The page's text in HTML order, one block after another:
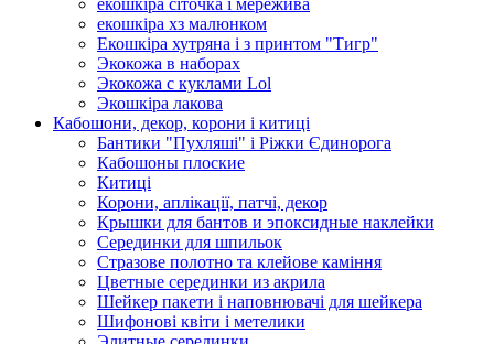
екошкіра сіточка і мережива
екошкіра хз малюнком
Екошкіра хутряна і з принтом "Тигр"
Экокожа в наборах
Экокожа с куклами Lol
Экошкiра лакова
Кабошони, декор, корони і китиці
Бантики "Пухляші" і Ріжки Єдинорога
Кабошоны плоские
Китиці
Корони, аплікації, патчі, декор
Крышки для бантов и эпоксидные наклейки
Серединки для шпильок
Стразове полотно та клейове каміння
Цветные серединки из акрила
Шейкер пакети і наповнювачі для шейкера
Шифонові квіти і метелики